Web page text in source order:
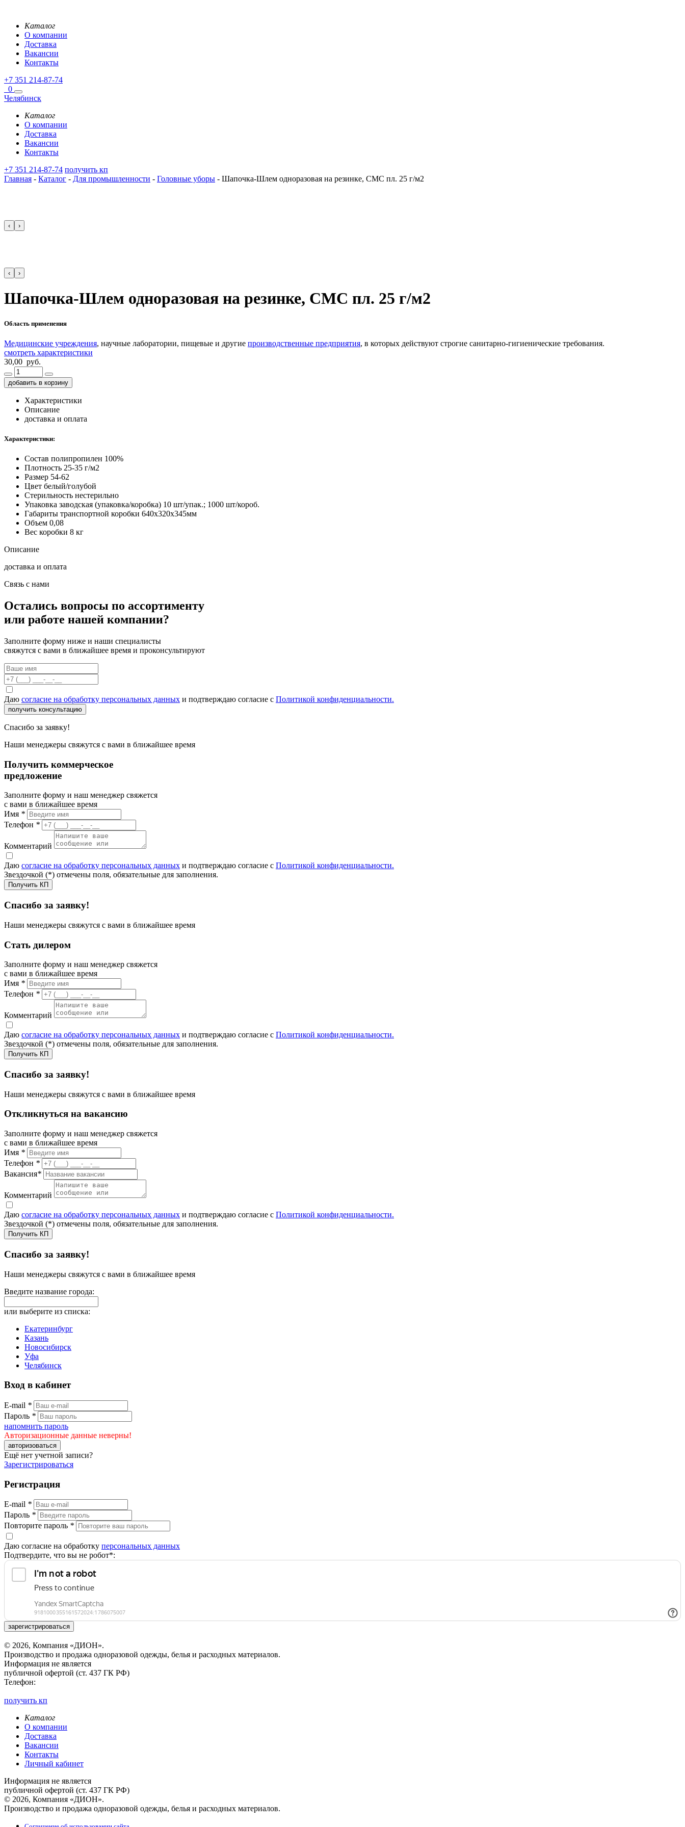
Каталог
О компании
Доставка
Вакансии
Контакты
+7 351 214-87-74
0
Челябинск
Каталог
О компании
Доставка
Вакансии
Контакты
+7 351 214-87-74 получить кп
Главная - Каталог - Для промышленности - Головные уборы - Шапочка-Шлем одноразовая на резинке, СМС пл. 25 г/м2
‹ ›
‹ ›
Шапочка-Шлем одноразовая на резинке, СМС пл. 25 г/м2
Область применения
Медицинские учреждения, научные лаборатории, пищевые и другие производственные предприятия, в которых действуют строгие санитарно-гигиенические требования.
смотреть характеристики
30,00 руб.
добавить в корзину
Характеристики
Описание
доставка и оплата
Характеристики:
Состав полипропилен 100%
Плотность 25-35 г/м2
Размер 54-62
Цвет белый/голубой
Стерильность нестерильно
Упаковка заводская (упаковка/коробка) 10 шт/упак.; 1000 шт/короб.
Габариты транспортной коробки 640х320х345мм
Объем 0,08
Вес коробки 8 кг
Описание
доставка и оплата
Связь с нами
Остались вопросы по ассортименту
или работе нашей компании?
Заполните форму ниже и наши специалисты
свяжутся с вами в ближайшее время и проконсультируют
Даю согласие на обработку персональных данных и подтверждаю согласие с Политикой конфиденциальности.
получить консультацию
Спасибо за заявку!
Наши менеджеры свяжутся с вами в ближайшее время
Получить коммерческое
предложение
Заполните форму и наш менеджер свяжется
с вами в ближайшее время
Имя *
Телефон *
Комментарий
Даю согласие на обработку персональных данных и подтверждаю согласие с Политикой конфиденциальности.
Звездочкой (*) отмечены поля, обязательные для заполнения.
Получить КП
Спасибо за заявку!
Наши менеджеры свяжутся с вами в ближайшее время
Стать дилером
Заполните форму и наш менеджер свяжется
с вами в ближайшее время
Имя *
Телефон *
Комментарий
Даю согласие на обработку персональных данных и подтверждаю согласие с Политикой конфиденциальности.
Звездочкой (*) отмечены поля, обязательные для заполнения.
Получить КП
Спасибо за заявку!
Наши менеджеры свяжутся с вами в ближайшее время
Откликнуться на вакансию
Заполните форму и наш менеджер свяжется
с вами в ближайшее время
Имя *
Телефон *
Вакансия*
Комментарий
Даю согласие на обработку персональных данных и подтверждаю согласие с Политикой конфиденциальности.
Звездочкой (*) отмечены поля, обязательные для заполнения.
Получить КП
Спасибо за заявку!
Наши менеджеры свяжутся с вами в ближайшее время
Введите название города:
или выберите из списка:
Екатеринбург
Казань
Новосибирск
Уфа
Челябинск
Вход в кабинет
E-mail *
Пароль *
напомнить пароль
Авторизационные данные неверны!
авторизоваться
Ещё нет учетной записи?
Зарегистрироваться
Регистрация
E-mail *
Пароль *
Повторите пароль *
Даю согласие на обработку персональных данных
Подтвердите, что вы не робот*:
зарегистрироваться
© 2026, Компания «ДИОН».
Производство и продажа одноразовой одежды, белья и расходных материалов.
Информация не является
публичной офертой (ст. 437 ГК РФ)
Телефон:
получить кп
Каталог
О компании
Доставка
Вакансии
Контакты
Личный кабинет
Информация не является
публичной офертой (ст. 437 ГК РФ)
© 2026, Компания «ДИОН».
Производство и продажа одноразовой одежды, белья и расходных материалов.